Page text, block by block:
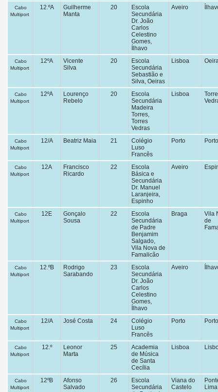
Cabo
Multiport
12.ºA
Guilherme
Manta
20
Escola
Secundária
Dr. João
Carlos
Celestino
Gomes,
Ílhavo
Aveiro
Cabo
Multiport
12ºA
Vicente
Silva
20
Escola
Secundária
Sebastião e
Silva, Oeiras
Lisboa
Cabo
Multiport
12ºA
Lourenço
Rebelo
20
Escola
Secundária
Madeira
Torres,
Torres
Vedras
Lisboa
Cabo
Multiport
12/A Beatriz Maia 21
Colégio
Luso
Francês
Porto Porto
Cabo
Multiport
12A
Francisco
Ricardo
22
Escola
Básica e
Secundária
Dr. Manuel
Laranjeira,
Espinho
Aveiro
Cabo
Multiport
12E
Gonçalo
Sousa
22
Escola
Secundária
de Padre
Benjamim
Salgado,
Vila Nova de
Famalicão
Braga
Vila
de
Cabo
Multiport
12.ºB
Rodrigo
Sarabando
23
Escola
Secundária
Dr. João
Carlos
Celestino
Gomes,
Ílhavo
Aveiro
Cabo
Multiport
12/A José Costa 24
Colégio
Luso
Francês
Porto Porto
Cabo
Multiport
12.º
Leonor
Marta
25
Academia
de Música
de Santa
Cecília
Lisboa
Cabo
Multiport
12ºB
Afonso
Salvado
26
Escola
Secundária
Viana do
Castelo
Lima